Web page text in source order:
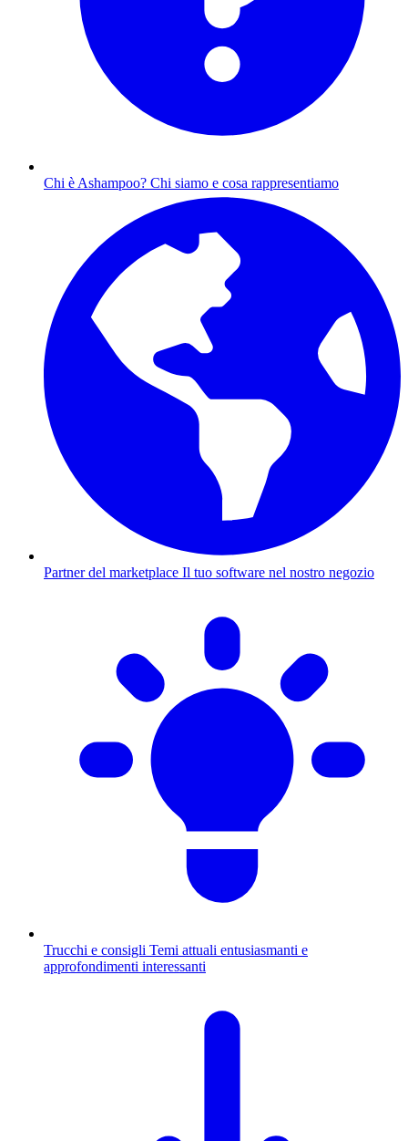
Chi è Ashampoo? Chi siamo e cosa rappresentiamo
Partner del marketplace Il tuo software nel nostro negozio
Trucchi e consigli Temi attuali entusiasmanti e
approfondimenti interessanti